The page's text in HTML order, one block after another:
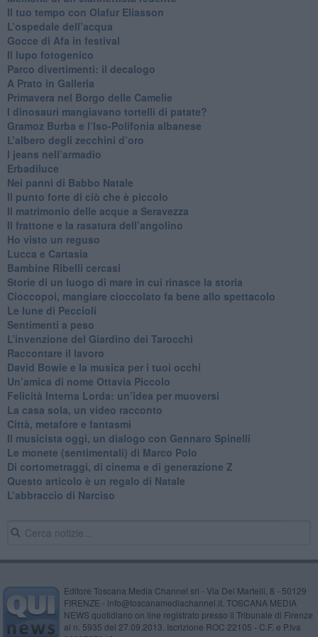
​Il tuo tempo con Olafur Eliasson
​L’ospedale dell’acqua
​Gocce di Afa in festival
​Il lupo fotogenico
​Parco divertimenti: il decalogo
​A Prato in Galleria
​Primavera nel Borgo delle Camelie
I dinosauri mangiavano tortelli di patate?
​Gramoz Burba e l’Iso-Polifonia albanese
L’albero degli zecchini d’oro
​I jeans nell’armadio
Erbadiluce
Nei panni di Babbo Natale
​Il punto forte di ciò che è piccolo
​Il matrimonio delle acque a Seravezza
​Il frattone e la rasatura dell’angolino
​Ho visto un reguso
Lucca e Cartasia
Bambine Ribelli cercasi
Storie di un luogo di mare in cui rinasce la storia
Cioccopoi, mangiare cioccolato fa bene allo spettacolo
​Le lune di Peccioli
​Sentimenti a peso
​L’invenzione del Giardino dei Tarocchi
​Raccontare il lavoro
David Bowie e la musica per i tuoi occhi
Un’amica di nome Ottavia Piccolo
​Felicità Interna Lorda: un’idea per muoversi
​La casa sola, un video racconto
​Città, metafore e fantasmi
Il musicista oggi, un dialogo con Gennaro Spinelli
Le monete (sentimentali) di Marco Polo
​Di cortometraggi, di cinema e di generazione Z
​Questo articolo è un regalo di Natale
L’abbraccio di Narciso
Editore Toscana Media Channel srl - Via Dei Martelli, 8 - 50129
FIRENZE - info@toscanamediachannel.it. TOSCANA MEDIA
NEWS quotidiano on line registrato presso il Tribunale di Firenze
al n. 5935 del 27.09.2013. Iscrizione ROC 22105 - C.F. e P.Iva